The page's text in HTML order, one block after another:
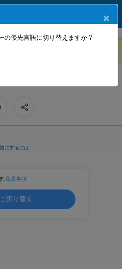
SD-WAN WANOP 11.3
.免責事項
切り替え
ラレーションの構
にするには
×
の優先言語に切り替えますか ?